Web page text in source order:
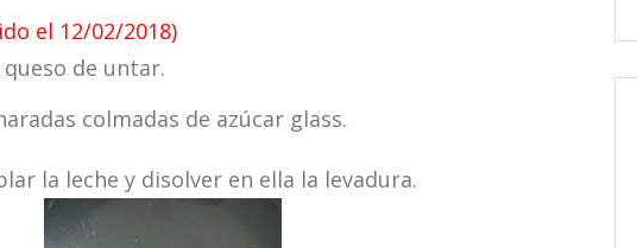
el 12/02/2018)
de untar.
colmadas de azúcar glass.
la leche y disolver en ella la levadura.